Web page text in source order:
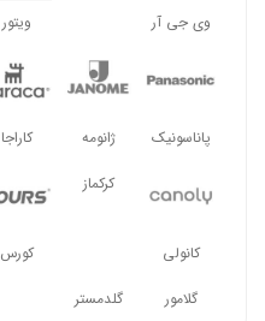
وی جی آر ویتور
پاناسونیک ژانومه کاراجا
کانولی
کرکماز
کورس
گلامور
گلدمستر